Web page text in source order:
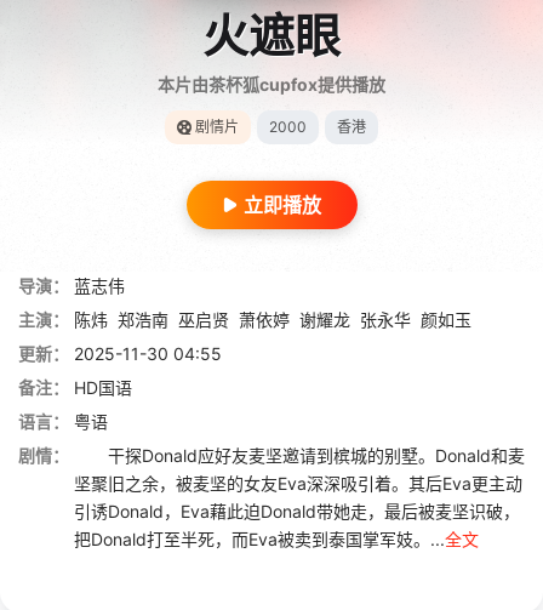
火遮眼
本片由茶杯狐cupfox提供播放
剧情片 2000 香港
立即播放
导演：
蓝志伟
主演：
陈炜 郑浩南 巫启贤 萧依婷 谢耀龙 张永华 颜如玉
更新：
2025-11-30 04:55
备注：
HD国语
语言：
粤语
剧情：
干探Donald应好友麦坚邀请到槟城的别墅。Donald和麦
坚聚旧之余，被麦坚的女友Eva深深吸引着。其后Eva更主动
引诱Donald，Eva藉此迫Donald带她走，最后被麦坚识破，
把Donald打至半死，而Eva被卖到泰国掌军妓。...全文